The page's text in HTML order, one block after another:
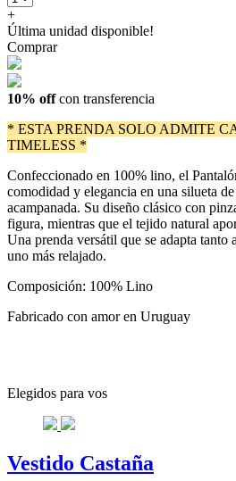
+
Última unidad disponible!
Comprar
10% offcon transferencia
* ESTA PRENDA SOLO ADMITE
TIMELESS *
Confeccionado en 100% lino, el
comodidad y elegancia en una silueta
acampanada. Su diseño clásico con
figura, mientras que el tejido natural
Una prenda versátil que se adapta
uno más relajado.
Composición: 100% Lino
Fabricado con amor en Uruguay
Elegidos para vos
Vestido Castaña